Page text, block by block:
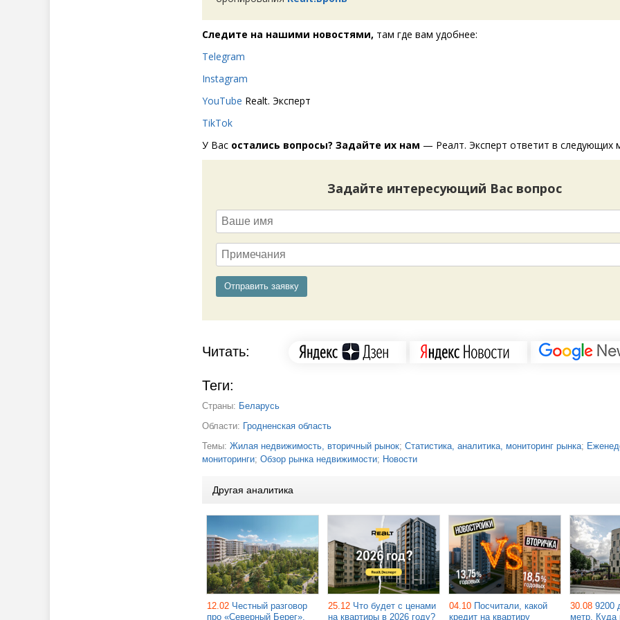
Следите на нашими новостями, там где вам удобнее:
Telegram
Instagram
YouTube Realt. Эксперт
TikTok
У Вас остались вопросы? Задайте их нам — Реалт. Эксперт ответит в следующих
Задайте интересующий Вас вопрос
Читать:
Теги:
Страны: Беларусь
Области: Гродненская область
Темы: Жилая недвижимость, вторичный рынок; Статистика, аналитика, мониторинг рынка;
мониторинги; Обзор рынка недвижимости; Новости
Другая аналитика
12.02 Честный разговор
про «Северный Берег».
25.12 Что будет с ценами
на квартиры в 2026 году?
04.10 Посчитали, какой
кредит на квартиру
30.08 9200
метр. Куда